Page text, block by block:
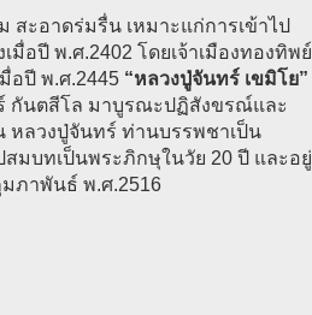
สะอาดร่มรื่น เหมาะแก่การเข้าไป
อปี พ.ศ.2402 โดยเจ้าเมืองทองทิพย์
อปี พ.ศ.2445 “หลวงปู่จันทร์ เขมิโย”
กันตสีโล มาบูรณะปฏิสังขรณ์และ
หลวงปู่จันทร์ ท่านบรรพชาเป็น
มบทเป็นพระภิกษุในวัย 20 ปี และอยู่
ภาพันธ์ พ.ศ.2516